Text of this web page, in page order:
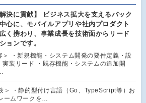
解決に貢献】 ビジネス拡大を支えるバック
心に、モバイルアプリや社内プロダクト
く携わり、事業成長を技術面からリード
ョンです。
＞ ・新規機能・システム開発の要件定義・設
実装リード ・既存機能・システムの追加開
＞ ・静的型付け言語（Go、TypeScript等）お
ームワークを…